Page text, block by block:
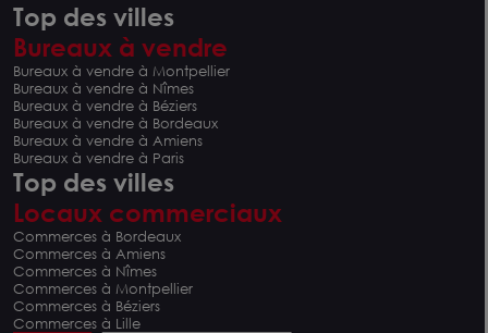
Top des villes
Bureaux à vendre
Bureaux à vendre à Montpellier
Bureaux à vendre à Nîmes
Bureaux à vendre à Béziers
Bureaux à vendre à Bordeaux
Bureaux à vendre à Amiens
Bureaux à vendre à Paris
Top des villes
Locaux commerciaux
Commerces à Bordeaux
Commerces à Amiens
Commerces à Nîmes
Commerces à Montpellier
Commerces à Béziers
Commerces à Lille